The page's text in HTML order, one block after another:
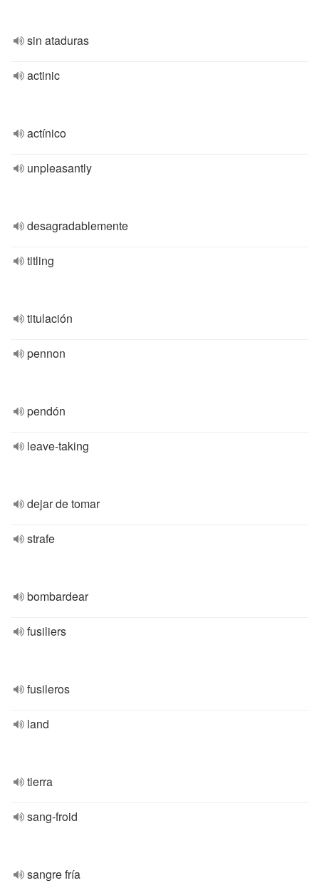
sin ataduras
actinic
actínico
unpleasantly
desagradablemente
titling
titulación
pennon
pendón
leave-taking
dejar de tomar
strafe
bombardear
fusiliers
fusileros
land
tierra
sang-froid
sangre fría